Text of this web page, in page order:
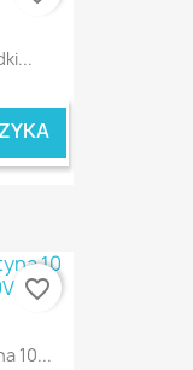
10...
favorite_border